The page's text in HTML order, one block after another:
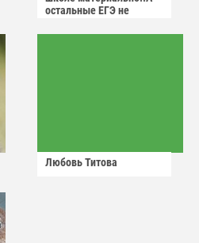
остальные ЕГЭ не
Любовь Титова